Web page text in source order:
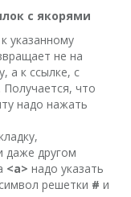
с якорями
указанному
не на
а к ссылке, с
что
надо нажать
даже другом
<a> надо указать
решетки # и